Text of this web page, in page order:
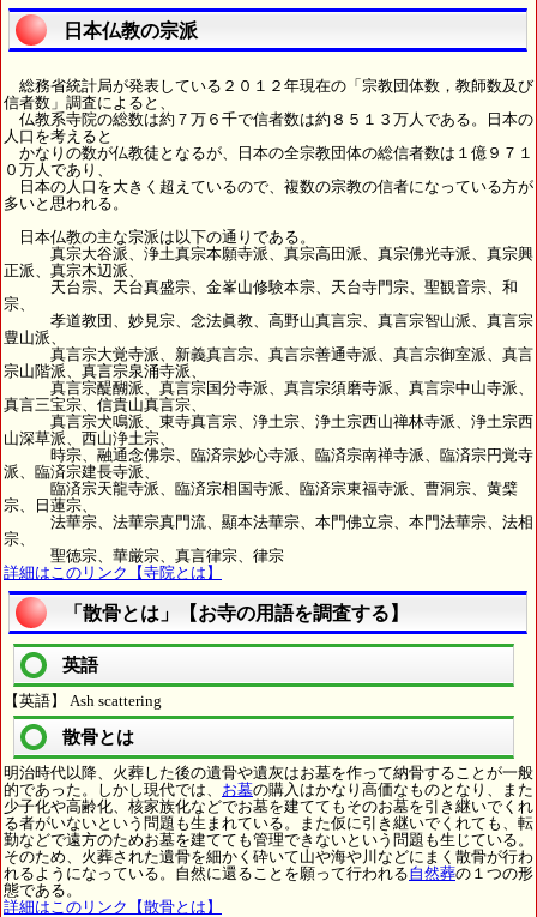
日本仏教の宗派
総務省統計局が発表している２０１２年現在の「宗教団体数，教師数及び
信者数」調査によると、
仏教系寺院の総数は約７万６千で信者数は約８５１３万人である。日本の
人口を考えると
かなりの数が仏教徒となるが、日本の全宗教団体の総信者数は１億９７１
０万人であり、
日本の人口を大きく超えているので、複数の宗教の信者になっている方が
多いと思われる。
日本仏教の主な宗派は以下の通りである。
真宗大谷派、浄土真宗本願寺派、真宗高田派、真宗佛光寺派、真宗興
正派、真宗木辺派、
天台宗、天台真盛宗、金峯山修験本宗、天台寺門宗、聖観音宗、和
宗、
孝道教団、妙見宗、念法眞教、高野山真言宗、真言宗智山派、真言宗
豊山派、
真言宗大覚寺派、新義真言宗、真言宗善通寺派、真言宗御室派、真言
宗山階派、真言宗泉涌寺派、
真言宗醍醐派、真言宗国分寺派、真言宗須磨寺派、真言宗中山寺派、
真言三宝宗、信貴山真言宗、
真言宗犬鳴派、東寺真言宗、浄土宗、浄土宗西山禅林寺派、浄土宗西
山深草派、西山浄土宗、
時宗、融通念佛宗、臨済宗妙心寺派、臨済宗南禅寺派、臨済宗円覚寺
派、臨済宗建長寺派、
臨済宗天龍寺派、臨済宗相国寺派、臨済宗東福寺派、曹洞宗、黄檗
宗、日蓮宗、
法華宗、法華宗真門流、顯本法華宗、本門佛立宗、本門法華宗、法相
宗、
聖徳宗、華厳宗、真言律宗、律宗
詳細はこのリンク【寺院とは】
「散骨とは」【お寺の用語を調査する】
英語
【英語】 Ash scattering
散骨とは
明治時代以降、火葬した後の遺骨や遺灰はお墓を作って納骨することが一般
的であった。しかし現代では、 お墓の購入はかなり高価なものとなり、また
少子化や高齢化、核家族化などでお墓を建ててもそのお墓を引き継いでくれ
る者がいないという問題も生まれている。また仮に引き継いでくれても、転
勤などで遠方のためお墓を建てても管理できないという問題も生じている。
そのため、火葬された遺骨を細かく砕いて山や海や川などにまく散骨が行わ
れるようになっている。自然に還ることを願って行われる自然葬の１つの形
態である。
詳細はこのリンク【散骨とは】